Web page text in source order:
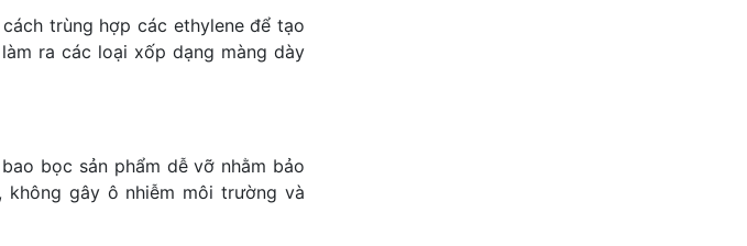
trùng hợp các ethylene để tạo
ra các loại xốp dạng màng dày
bọc sản phẩm dễ vỡ nhằm bảo
gây ô nhiễm môi trường và